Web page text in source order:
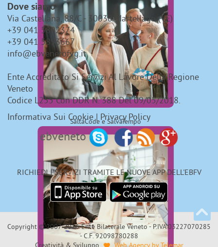
SaltaCode e SalvaTempo
Dove siamo
Via Castellana, 88/C - 30030 Martellago (VE)
+39 041 5802374
+39 041 5893667
info@ebvenetofvg.it
Ente Accreditato Si Servizi Al Lavore Della Regione
Veneto
Codice L255 Con DDR N. 388 Del 09/05/2018.
Informativa Sui Cookie| Privacy Policy
ebveneto
RICHIEDI I SERVIZI TRAMITE LE NUOVE APP DELL'EBFV
Copyright © 2007-2016 Ente Bilaterale Veneto - P.IVA 03227070285
- C.F. 92098780288
Creatività & Sviluppo
Web Agency by Telemar